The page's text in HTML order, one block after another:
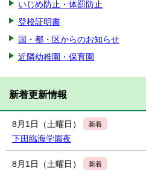
いじめ防止・体罰防止
登校証明書
国・都・区からのお知らせ
近隣幼稚園・保育園
新着更新情報
8月1日（土曜日） 新着
下田臨海学園夜
8月1日（土曜日） 新着